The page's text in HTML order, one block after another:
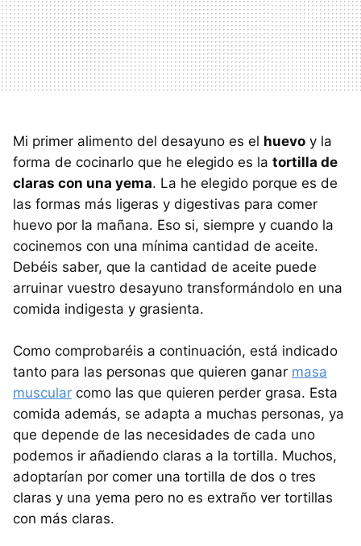
Mi primer alimento del desayuno es el huevo y la
forma de cocinarlo que he elegido es la tortilla de
claras con una yema. La he elegido porque es de
las formas más ligeras y digestivas para comer
huevo por la mañana. Eso si, siempre y cuando la
cocinemos con una mínima cantidad de aceite.
Debéis saber, que la cantidad de aceite puede
arruinar vuestro desayuno transformándolo en una
comida indigesta y grasienta.
Como comprobaréis a continuación, está indicado
tanto para las personas que quieren ganar masa
muscular como las que quieren perder grasa. Esta
comida además, se adapta a muchas personas, ya
que depende de las necesidades de cada uno
podemos ir añadiendo claras a la tortilla. Muchos,
adoptarían por comer una tortilla de dos o tres
claras y una yema pero no es extraño ver tortillas
con más claras.